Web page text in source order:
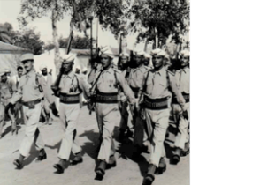
AJOUTER AU PANIER
/